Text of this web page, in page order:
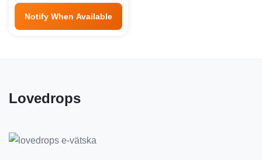
Notify When Available
Lovedrops